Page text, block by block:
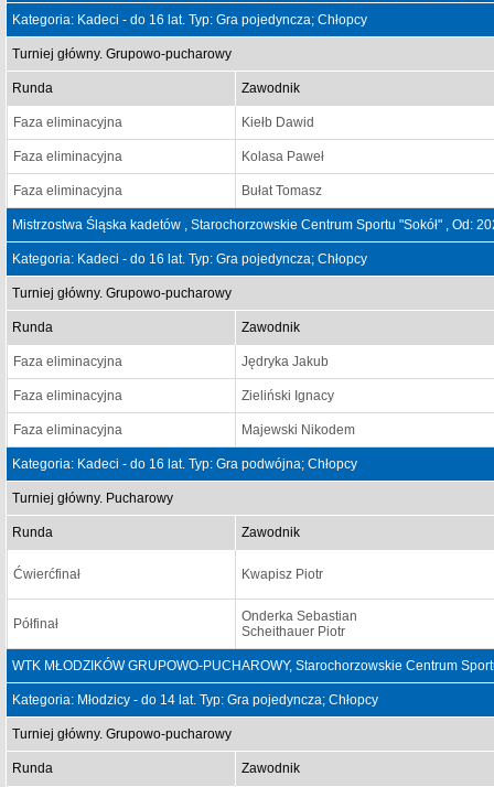
Kategoria: Kadeci - do 16 lat. Typ: Gra pojedyncza; Chłopcy
Turniej główny. Grupowo-pucharowy
Runda Zawodnik
Faza eliminacyjna Kiełb Dawid
Faza eliminacyjna Kolasa Paweł
Faza eliminacyjna Bułat Tomasz
Mistrzostwa Śląska kadetów , Starochorzowskie Centrum Sportu "Sokół" , Od:
Kategoria: Kadeci - do 16 lat. Typ: Gra pojedyncza; Chłopcy
Turniej główny. Grupowo-pucharowy
Runda Zawodnik
Faza eliminacyjna Jędryka Jakub
Faza eliminacyjna Zieliński Ignacy
Faza eliminacyjna Majewski Nikodem
Kategoria: Kadeci - do 16 lat. Typ: Gra podwójna; Chłopcy
Turniej główny. Pucharowy
Runda Zawodnik
Ćwierćfinał Kwapisz Piotr
Półfinał
Onderka Sebastian
Scheithauer Piotr
WTK MŁODZIKÓW GRUPOWO-PUCHAROWY, Starochorzowskie Centrum
Kategoria: Młodzicy - do 14 lat. Typ: Gra pojedyncza; Chłopcy
Turniej główny. Grupowo-pucharowy
Runda Zawodnik